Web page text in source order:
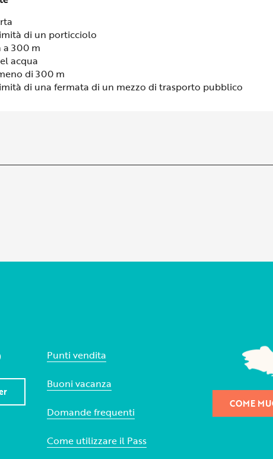
di un porticciolo
a 300 m
acqua
di 300 m
di una fermata di un mezzo di trasporto pubblico
Punti vendita
Buoni vacanza
Domande frequenti
Come utilizzare il Pass
COME